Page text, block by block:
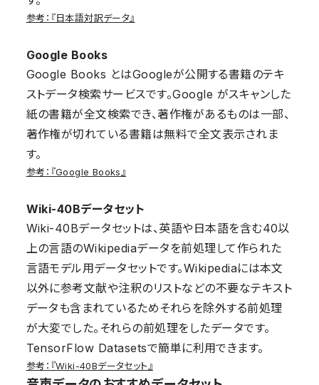
参考：『日本語対訳データ』
Google Books
Google Books とはGoogleが公開する書籍のテキ
ストデータ検索サービスです。Google がスキャンした
紙の書籍が全文検索でき、著作権があるものは一部、
著作権が切れている書籍は無料で全文表示されま
す。
参考：『Google Books』
Wiki-40Bデータセット
Wiki-40Bデータセットは、英語や日本語を含む40以
上の言語のWikipediaデータを前処理して作られた
言語モデル用データセットです。Wikipediaには本文
以外に参考文献や注釈のリストなどの不要なテキスト
データも含まれているためそれらを除外する前処理
が大変でした。それらの前処理をしたデータです。
TensorFlow Datasetsで簡単に利用できます。
参考：『Wiki-40Bデータセット』